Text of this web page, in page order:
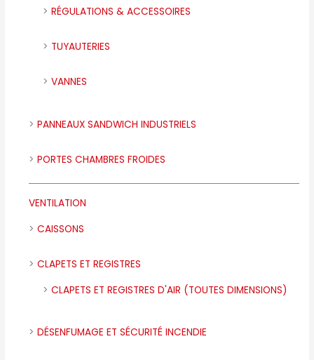
RÉGULATIONS & ACCESSOIRES
TUYAUTERIES
VANNES
PANNEAUX SANDWICH INDUSTRIELS
PORTES CHAMBRES FROIDES
VENTILATION
CAISSONS
CLAPETS ET REGISTRES
CLAPETS ET REGISTRES D'AIR (TOUTES DIMENSIONS)
DÉSENFUMAGE ET SÉCURITÉ INCENDIE